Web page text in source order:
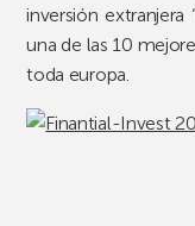
inversión
una de las 10
toda europa.